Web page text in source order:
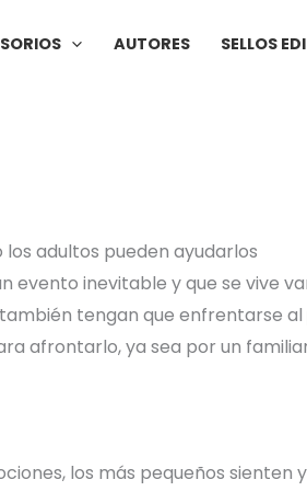
AUTORES SELLOS
adultos pueden ayudarlos
evento inevitable y que se vive
tengan que enfrentarse al
afrontarlo, ya sea por un
los más pequeños